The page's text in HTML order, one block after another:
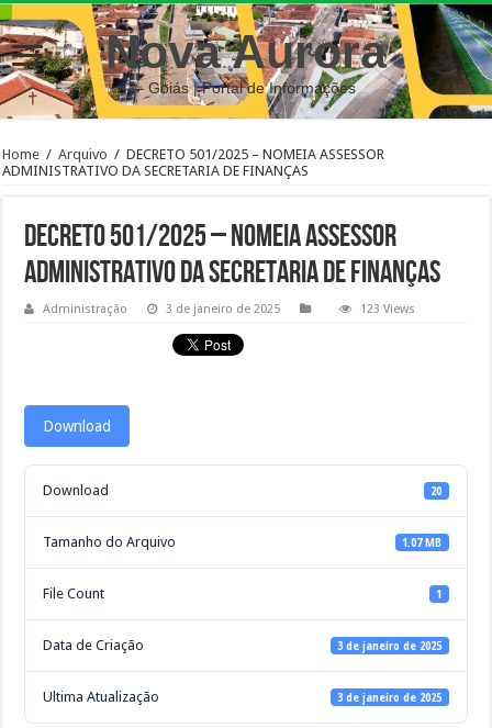
Nova Aurora
– Goiás | Portal de Informações
Home / Arquivo / DECRETO 501/2025 – NOMEIA ASSESSOR
ADMINISTRATIVO DA SECRETARIA DE FINANÇAS
DECRETO 501/2025 – NOMEIA ASSESSOR
ADMINISTRATIVO DA SECRETARIA DE FINANÇAS
Administração 3 de janeiro de 2025 123 Views
Download
Download 20
Tamanho do Arquivo 1.07 MB
File Count 1
Data de Criação 3 de janeiro de 2025
Ultima Atualização 3 de janeiro de 2025